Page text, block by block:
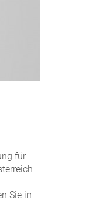
für
Sie in